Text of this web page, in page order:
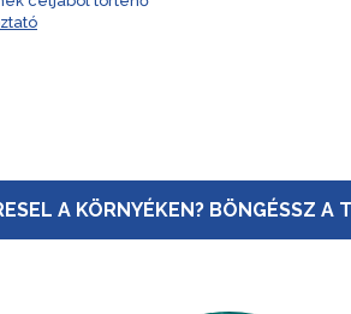
A KÖRNYÉKEN? BÖNGÉSSZ A